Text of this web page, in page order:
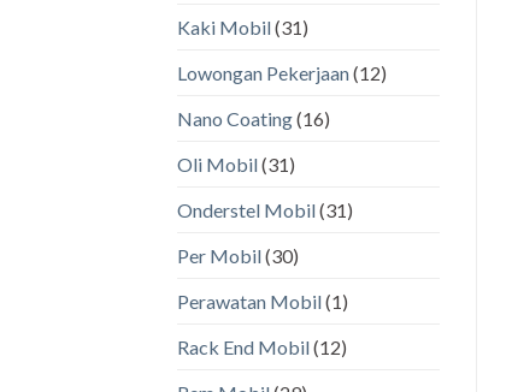
Kaki Mobil(31)
Lowongan Pekerjaan(12)
Nano Coating(16)
Oli Mobil(31)
Onderstel Mobil(31)
Per Mobil(30)
Perawatan Mobil(1)
Rack End Mobil(12)